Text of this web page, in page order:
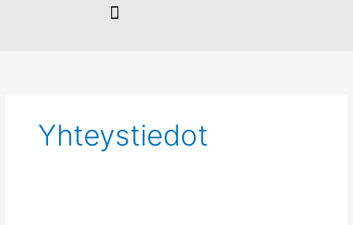
Yhteystiedot